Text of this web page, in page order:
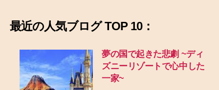
最近の人気ブログ TOP 10：
夢の国で起きた悲劇 ~ディ
ズニーリゾートで心中した
一家~